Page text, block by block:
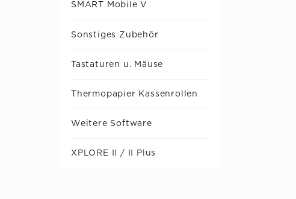
SMART Mobile V
Sonstiges Zubehör
Tastaturen u. Mäuse
Thermopapier Kassenrollen
Weitere Software
XPLORE II / II Plus